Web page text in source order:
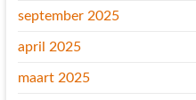
september 2025
april 2025
maart 2025